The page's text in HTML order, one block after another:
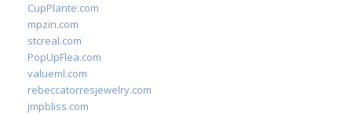
CupPlante.com
mpzin.com
stcreal.com
PopUpFlea.com
valueml.com
rebeccatorresjewelry.com
jmpbliss.com